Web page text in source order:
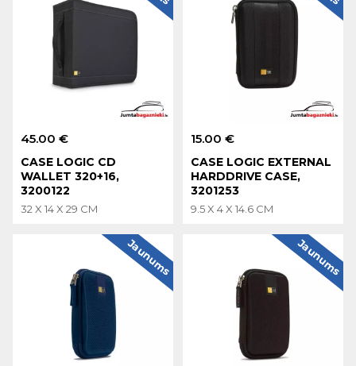
45.00 €
CASE LOGIC CD
WALLET 320+16,
3200122
32 X 14 X 29 CM
15.00 €
CASE LOGIC EXTERNAL
HARDDRIVE CASE,
3201253
9.5 X 4 X 14.6 CM
Jaunums Jaunums